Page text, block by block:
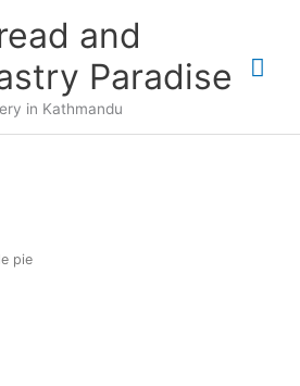
and
Paradise
in Kathmandu
pie